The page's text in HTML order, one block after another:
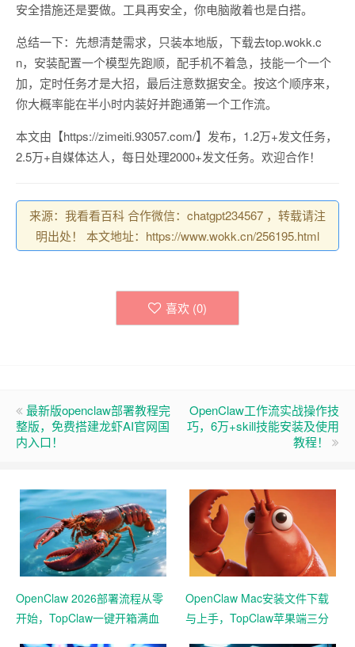
安全措施还是要做。工具再安全，你电脑敞着也是白搭。
总结一下：先想清楚需求，只装本地版，下载去top.wokk.c
n，安装配置一个模型先跑顺，配手机不着急，技能一个一个
加，定时任务才是大招，最后注意数据安全。按这个顺序来，
你大概率能在半小时内装好并跑通第一个工作流。
本文由【https://zimeiti.93057.com/】发布，1.2万+发文任务，
2.5万+自媒体达人，每日处理2000+发文任务。欢迎合作！
来源：我看看百科 合作微信：chatgpt234567 ，转载请注
明出处！ 本文地址：https://www.wokk.cn/256195.html
喜欢 (0)
最新版openclaw部署教程完
整版，免费搭建龙虾AI官网国
内入口！
OpenClaw工作流实战操作技
巧，6万+skill技能安装及使用
教程！
OpenClaw 2026部署流程从零
开始，TopClaw一键开箱满血
OpenClaw Mac安装文件下载
与上手，TopClaw苹果端三分